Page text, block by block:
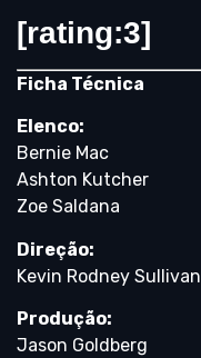
[rating:3]
Ficha Técnica
Elenco:
Bernie Mac
Ashton Kutcher
Zoe Saldana
Direção:
Kevin Rodney Sullivan
Produção:
Jason Goldberg